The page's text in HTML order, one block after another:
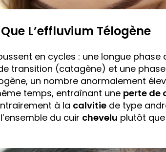
L’effluvium Télogène
en cycles : une longue
transition (catagène) et une
un nombre anormalement
temps, entraînant une perte de
à la calvitie de type
du cuir chevelu plutôt